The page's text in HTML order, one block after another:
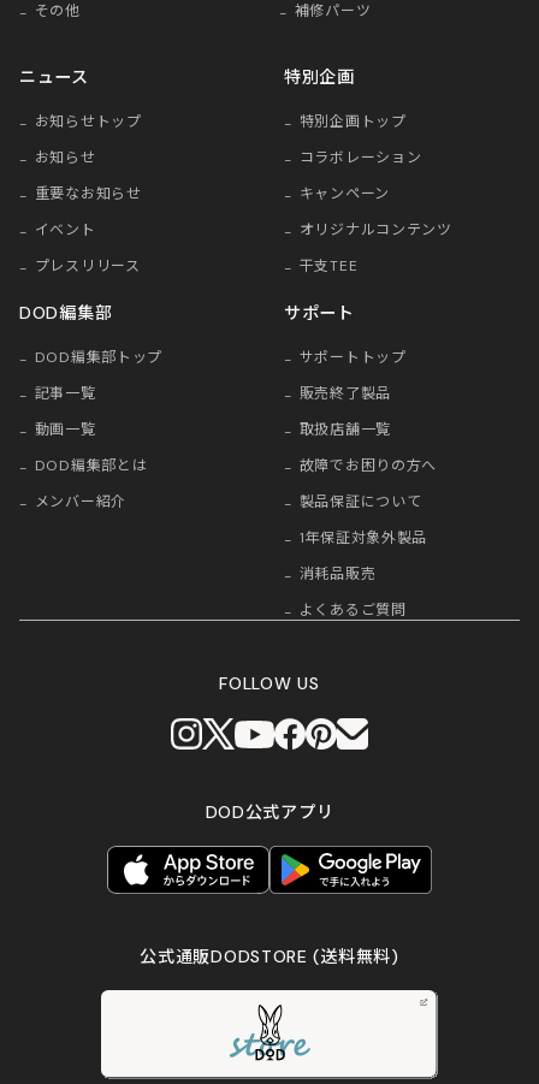
その他
補修パーツ
ニュース
お知らせトップ
お知らせ
重要なお知らせ
イベント
プレスリリース
特別企画
特別企画トップ
コラボレーション
キャンペーン
オリジナルコンテンツ
干支TEE
DOD編集部
DOD編集部トップ
記事一覧
動画一覧
DOD編集部とは
メンバー紹介
サポート
サポートトップ
販売終了製品
取扱店舗一覧
故障でお困りの方へ
製品保証について
1年保証対象外製品
消耗品販売
よくあるご質問
FOLLOW US
DOD公式アプリ
公式通販DODSTORE(送料無料)